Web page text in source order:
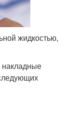
жидкостью,
накладные